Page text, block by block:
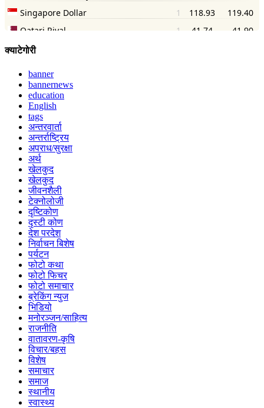
क्याटेगोरी
banner
bannernews
education
English
tags
अन्तरवार्ता
अन्तर्राष्ट्रिय
अपराध/सुरक्षा
अर्थ
खेलकुद
खेलकुद
जीवनशैली
टेक्नोलोजी
दृष्टिकोण
दृस्टी कोण
देश परदेश
निर्वाचन बिशेष
पर्यटन
फोटो कथा
फोटो फिचर
फोटो समाचार
ब्रेकिंग न्युज
भिडियो
मनोरञ्जन/साहित्य
राजनीति
वातावरण-कृषि
विचार/बहस
विशेष
समाचार
समाज
स्थानीय
स्वास्थ्य